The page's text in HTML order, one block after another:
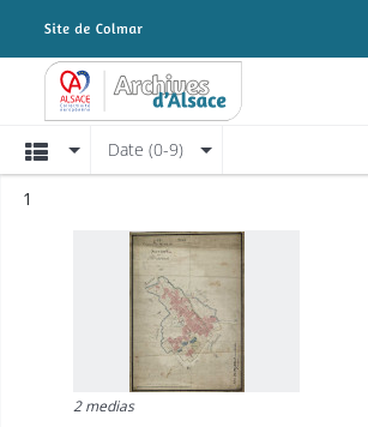
Archives Alsace - Colmar
AffichageDate (0-9)
1
2 medias